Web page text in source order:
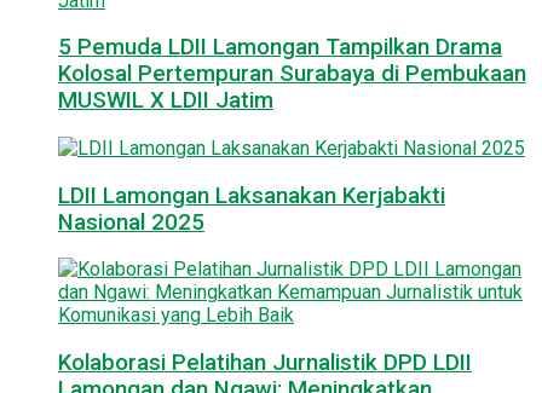
5 Pemuda LDII Lamongan Tampilkan Drama
Kolosal Pertempuran Surabaya di Pembukaan
MUSWIL X LDII Jatim
LDII Lamongan Laksanakan Kerjabakti
Nasional 2025
Kolaborasi Pelatihan Jurnalistik DPD LDII